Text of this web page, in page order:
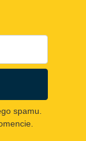
spamu.